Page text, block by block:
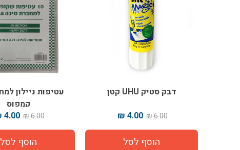
דבק סטיק UHU קטן
6.00 ₪
4.00 ₪
קמפוס
6.00 ₪
4.00 ₪